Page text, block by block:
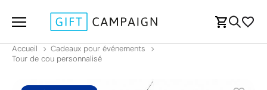
Accueil
Cadeaux pour événements
Tour de cou personnalisé